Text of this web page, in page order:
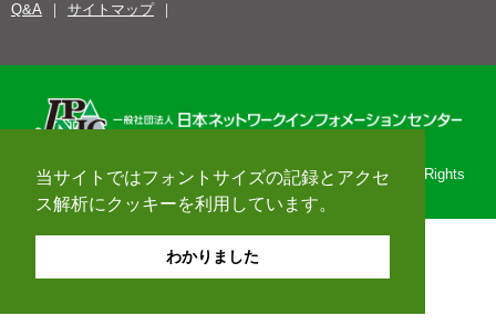
当サイトではフォントサイズの記録とアクセ
ス解析にクッキーを利用しています。
わかりました
Q&A
サイトマップ
Copyright© 1996-2026 Japan Network Information Center. All Rights
Reserved.